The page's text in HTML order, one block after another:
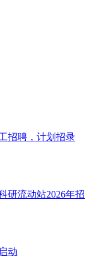
招聘，计划招录
研流动站2026年招
动